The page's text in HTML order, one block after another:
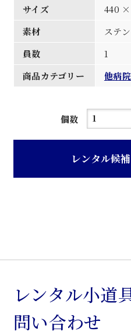
サイズ
440
素材
ステ
員数
1
商品カテゴリー
他病
個数
器
せ
レンタル候
レンタル小道
問い合わせ